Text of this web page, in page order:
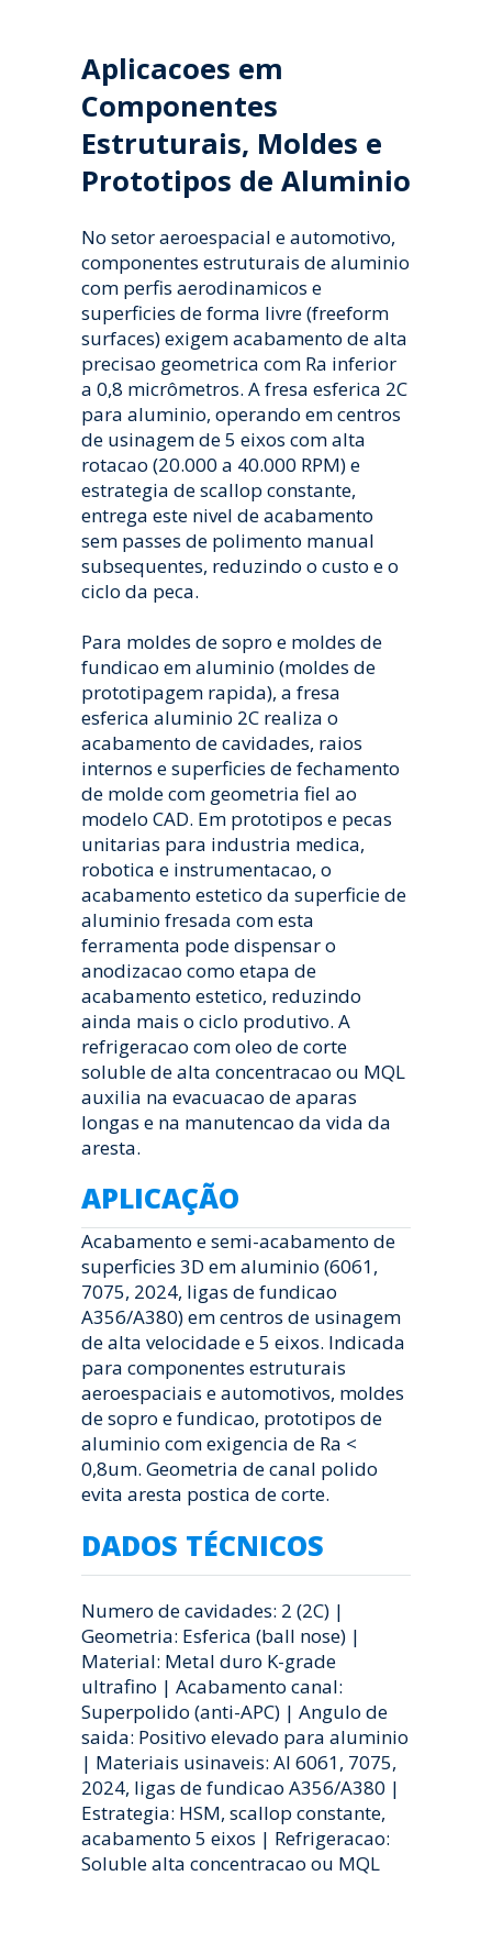
Aplicacoes em
Componentes
Estruturais, Moldes e
Prototipos de Aluminio
No setor aeroespacial e automotivo,
componentes estruturais de aluminio
com perfis aerodinamicos e
superficies de forma livre (freeform
surfaces) exigem acabamento de alta
precisao geometrica com Ra inferior
a 0,8 micrômetros. A fresa esferica 2C
para aluminio, operando em centros
de usinagem de 5 eixos com alta
rotacao (20.000 a 40.000 RPM) e
estrategia de scallop constante,
entrega este nivel de acabamento
sem passes de polimento manual
subsequentes, reduzindo o custo e o
ciclo da peca.
Para moldes de sopro e moldes de
fundicao em aluminio (moldes de
prototipagem rapida), a fresa
esferica aluminio 2C realiza o
acabamento de cavidades, raios
internos e superficies de fechamento
de molde com geometria fiel ao
modelo CAD. Em prototipos e pecas
unitarias para industria medica,
robotica e instrumentacao, o
acabamento estetico da superficie de
aluminio fresada com esta
ferramenta pode dispensar o
anodizacao como etapa de
acabamento estetico, reduzindo
ainda mais o ciclo produtivo. A
refrigeracao com oleo de corte
soluble de alta concentracao ou MQL
auxilia na evacuacao de aparas
longas e na manutencao da vida da
aresta.
APLICAÇÃO
Acabamento e semi-acabamento de
superficies 3D em aluminio (6061,
7075, 2024, ligas de fundicao
A356/A380) em centros de usinagem
de alta velocidade e 5 eixos. Indicada
para componentes estruturais
aeroespaciais e automotivos, moldes
de sopro e fundicao, prototipos de
aluminio com exigencia de Ra <
0,8um. Geometria de canal polido
evita aresta postica de corte.
DADOS TÉCNICOS
Numero de cavidades: 2 (2C) |
Geometria: Esferica (ball nose) |
Material: Metal duro K-grade
ultrafino | Acabamento canal:
Superpolido (anti-APC) | Angulo de
saida: Positivo elevado para aluminio
| Materiais usinaveis: Al 6061, 7075,
2024, ligas de fundicao A356/A380 |
Estrategia: HSM, scallop constante,
acabamento 5 eixos | Refrigeracao:
Soluble alta concentracao ou MQL